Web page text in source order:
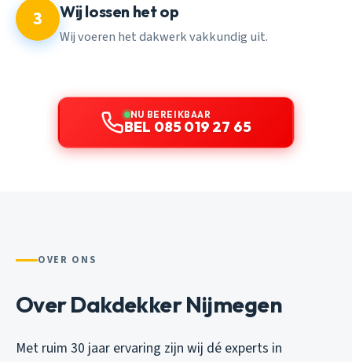
3 Wij lossen het op
Wij voeren het dakwerk vakkundig uit.
NU BEREIKBAAR
BEL 085 019 27 65
OVER ONS
Over Dakdekker Nijmegen
Met ruim 30 jaar ervaring zijn wij dé experts in